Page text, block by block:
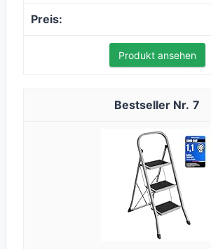
Produkt ansehen
7